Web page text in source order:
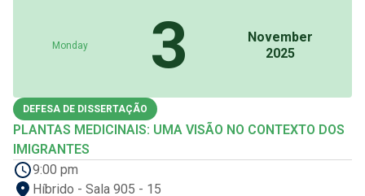
Monday 3
November
2025
DEFESA DE DISSERTAÇÃO
PLANTAS MEDICINAIS: UMA VISÃO NO CONTEXTO DOS
IMIGRANTES
9:00 pm
Híbrido - Sala 905 - 15